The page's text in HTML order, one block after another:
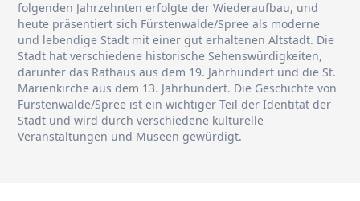
folgenden Jahrzehnten erfolgte der Wiederaufbau, und
heute präsentiert sich Fürstenwalde/Spree als moderne
und lebendige Stadt mit einer gut erhaltenen Altstadt. Die
Stadt hat verschiedene historische Sehenswürdigkeiten,
darunter das Rathaus aus dem 19. Jahrhundert und die St.
Marienkirche aus dem 13. Jahrhundert. Die Geschichte von
Fürstenwalde/Spree ist ein wichtiger Teil der Identität der
Stadt und wird durch verschiedene kulturelle
Veranstaltungen und Museen gewürdigt.